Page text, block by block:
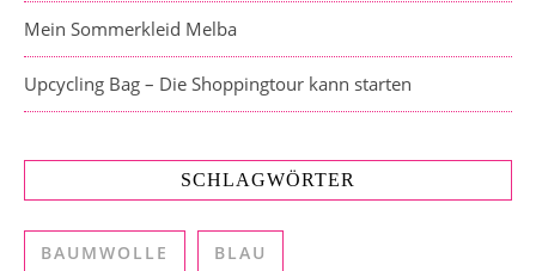
Mein Sommerkleid Melba
Upcycling Bag – Die Shoppingtour kann starten
SCHLAGWÖRTER
BAUMWOLLE BLAU